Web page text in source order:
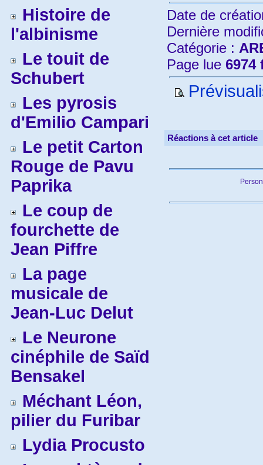
Histoire de
l'albinisme
Le touit de
Schubert
Les pyrosis
d'Emilio Campari
Le petit Carton
Rouge de Pavu
Paprika
Le coup de
fourchette de
Jean Piffre
La page
musicale de
Jean-Luc Delut
Le Neurone
cinéphile de Saïd
Bensakel
Méchant Léon,
pilier du Furibar
Lydia Procusto
Date de
Dernière
Catégorie :
Page lue 6974
Réactions à cet article